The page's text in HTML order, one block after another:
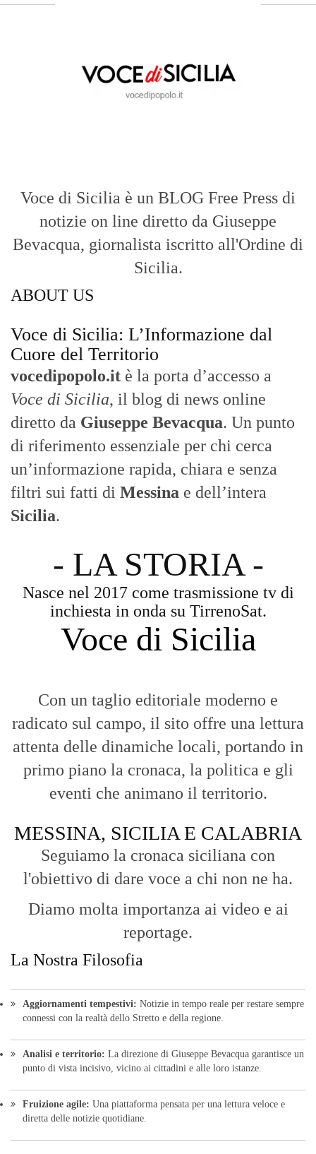
Voce di Sicilia è un BLOG Free Press di
notizie on line diretto da Giuseppe
Bevacqua, giornalista iscritto all'Ordine di
Sicilia.
ABOUT US
Voce di Sicilia: L’Informazione dal
Cuore del Territorio
vocedipopolo.it è la porta d’accesso a
Voce di Sicilia, il blog di news online
diretto da Giuseppe Bevacqua. Un punto
di riferimento essenziale per chi cerca
un’informazione rapida, chiara e senza
filtri sui fatti di Messina e dell’intera
Sicilia.
- LA STORIA -
Nasce nel 2017 come trasmissione tv di
inchiesta in onda su TirrenoSat.
Voce di Sicilia
Con un taglio editoriale moderno e
radicato sul campo, il sito offre una lettura
attenta delle dinamiche locali, portando in
primo piano la cronaca, la politica e gli
eventi che animano il territorio.
MESSINA, SICILIA E CALABRIA
Seguiamo la cronaca siciliana con
l'obiettivo di dare voce a chi non ne ha.
Diamo molta importanza ai video e ai
reportage.
La Nostra Filosofia
Aggiornamenti tempestivi: Notizie in tempo reale per restare sempre
connessi con la realtà dello Stretto e della regione.
Analisi e territorio: La direzione di Giuseppe Bevacqua garantisce un
punto di vista incisivo, vicino ai cittadini e alle loro istanze.
Fruizione agile: Una piattaforma pensata per una lettura veloce e
diretta delle notizie quotidiane.